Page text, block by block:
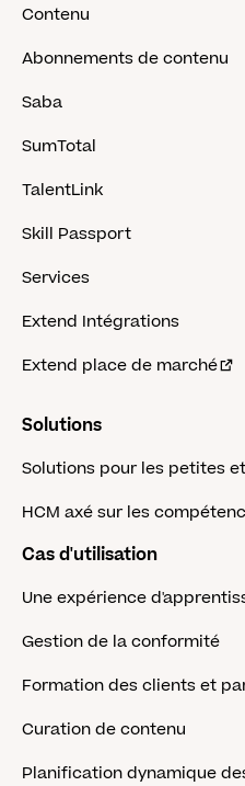
Contenu
Abonnements de contenu
Saba
SumTotal
TalentLink
Skill Passport
Services
Extend Intégrations
Extend place de marché
Solutions
Solutions pour les petites
HCM axé sur les
Cas d'utilisation
Une expérience
Gestion de la conformité
Formation des clients et
Curation de contenu
Planification dynamique